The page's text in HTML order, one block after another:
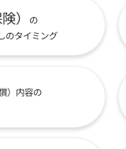
）
の
のタイミング
）内容の